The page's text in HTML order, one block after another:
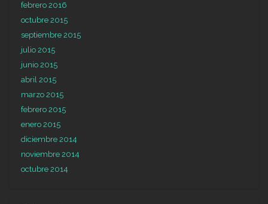
febrero 2016
octubre 2015
septiembre 2015
julio 2015
junio 2015
abril 2015
marzo 2015
febrero 2015
enero 2015
diciembre 2014
noviembre 2014
octubre 2014